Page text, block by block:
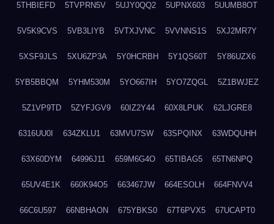
5THBIEFD 5TVPRN5V 5UJY0QQ2 5UPNX603 5UUMB8OT
5V5K9CVS 5VB3LIYB 5VTXJVNC 5VVNNS1S 5XJ2MR7Y
5XSF9JLS 5XU6ZP3A 5Y0HCRBH 5Y1QS60T 5Y86UZX6
5YB5BBQM 5YHM530M 5YO667IH 5YO7ZQGL 5Z1BWJEZ
5Z1VP9TD 5ZYFJGV9 60IZ2Y44 60X8LPUK 62LJGRE8
6316UU0I 634ZKLU1 63MVU7SW 63SPQINX 63WDQUHH
63X60DYM 64996J11 659M6G4O 65TIBAG5 65TN6NPQ
65UV4E1K 660K94O5 663467JW 664ESOLH 664FNVV4
66C6U597 66NBHAON 675YBKS0 67T6PVX5 67UCAPT0